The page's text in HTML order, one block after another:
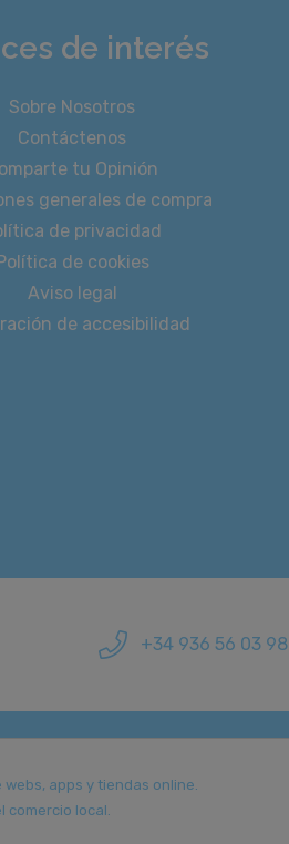
de interés
Sobre Nosotros
Contáctenos
tu Opinión
generales de compra
de privacidad
de cookies
Aviso legal
de accesibilidad
+34 936 56 03 98
apps y tiendas online.
comercio local.